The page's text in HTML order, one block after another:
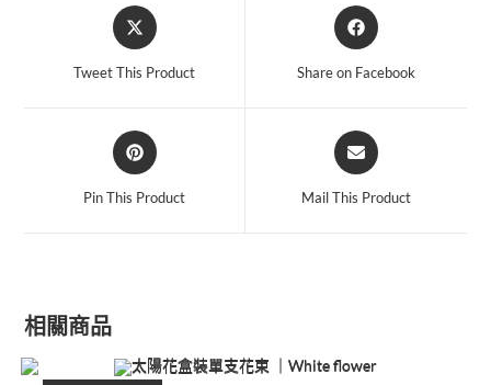
Tweet This Product Share on Facebook
Pin This Product Mail This Product
相關商品